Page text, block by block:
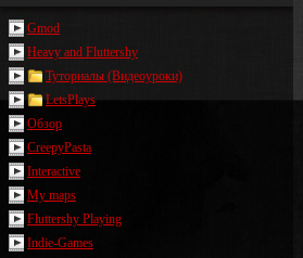
Gmod
Heavy and Fluttershy
Туториалы (Видеоуроки)
LetsPlays
Обзор
CreepyPasta
Interactive
My maps
Fluttershy Playing
Indie-Games